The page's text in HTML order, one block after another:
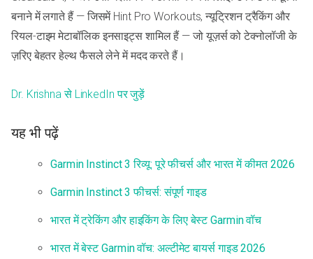
बनाने में लगाते हैं — जिसमें Hint Pro Workouts, न्यूट्रिशन ट्रैकिंग और
रियल-टाइम मेटाबॉलिक इनसाइट्स शामिल हैं — जो यूज़र्स को टेक्नोलॉजी के
ज़रिए बेहतर हेल्थ फैसले लेने में मदद करते हैं।
Dr. Krishna से LinkedIn पर जुड़ें
यह भी पढ़ें
Garmin Instinct 3 रिव्यू: पूरे फीचर्स और भारत में कीमत 2026
Garmin Instinct 3 फीचर्स: संपूर्ण गाइड
भारत में ट्रेकिंग और हाइकिंग के लिए बेस्ट Garmin वॉच
भारत में बेस्ट Garmin वॉच: अल्टीमेट बायर्स गाइड 2026